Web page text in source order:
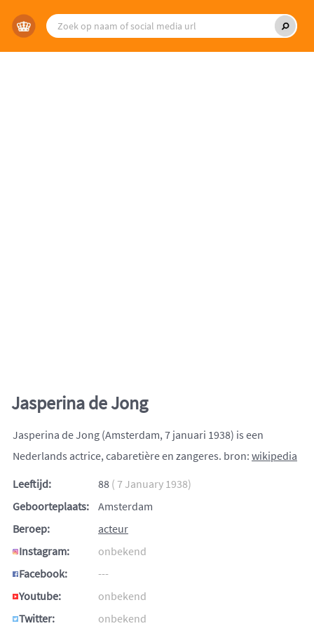
Jasperina de Jong
Jasperina de Jong (Amsterdam, 7 januari 1938) is een
Nederlands actrice, cabaretière en zangeres. bron: wikipedia
Leeftijd:
88 ( 7 January 1938)
Geboorteplaats:
Amsterdam
Beroep:
acteur
Instagram:
onbekend
Facebook:
---
Youtube:
onbekend
Twitter:
onbekend